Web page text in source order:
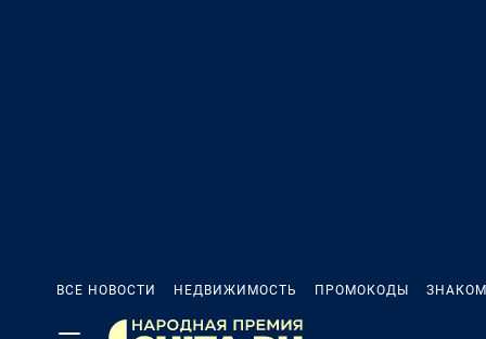
ВСЕ НОВОСТИ НЕДВИЖИМОСТЬ ПРОМОКОДЫ